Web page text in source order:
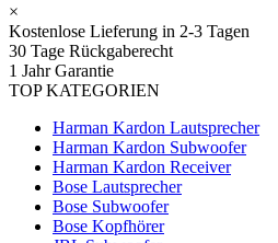
×
Kostenlose Lieferung in 2-3 Tagen
30 Tage Rückgaberecht
1 Jahr Garantie
TOP KATEGORIEN
Harman Kardon Lautsprecher
Harman Kardon Subwoofer
Harman Kardon Receiver
Bose Lautsprecher
Bose Subwoofer
Bose Kopfhörer